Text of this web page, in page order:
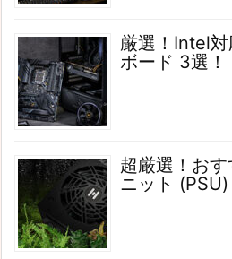
厳選！Intel
ボード 3選！
超厳選！お
ニット (PSU)